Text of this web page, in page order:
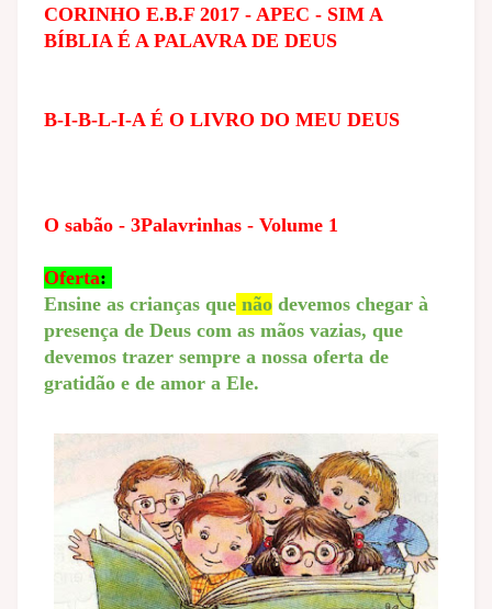
CORINHO E.B.F 2017 - APEC - SIM A
BÍBLIA É A PALAVRA DE DEUS
B-I-B-L-I-A É O LIVRO DO MEU DEUS
O sabão - 3Palavrinhas - Volume 1
Oferta:
Ensine as crianças que não devemos chegar à
presença de Deus com as mãos vazias, que
devemos trazer sempre a nossa oferta de
gratidão e de amor a Ele.